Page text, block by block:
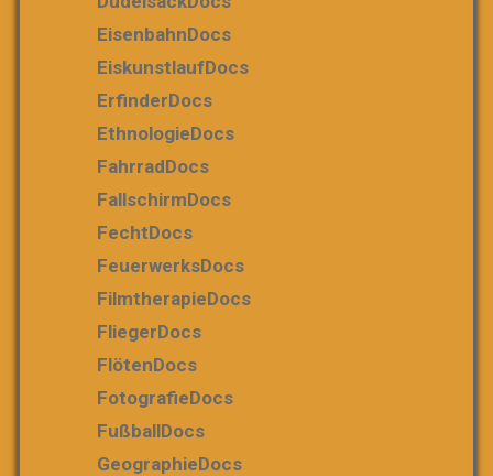
EisenbahnDocs
EiskunstlaufDocs
ErfinderDocs
EthnologieDocs
FahrradDocs
FallschirmDocs
FechtDocs
FeuerwerksDocs
FilmtherapieDocs
FliegerDocs
FlötenDocs
FotografieDocs
FußballDocs
GeographieDocs